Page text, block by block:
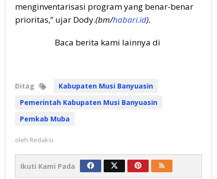
menginventarisasi program yang benar-benar
prioritas,” ujar Dody.(bm/habari.id).
Baca berita kami lainnya di
Ditag
Kabupaten Musi Banyuasin
Pemerintah Kabupaten Musi Banyuasin
Pemkab Muba
oleh Redaksi
Ikuti Kami Pada